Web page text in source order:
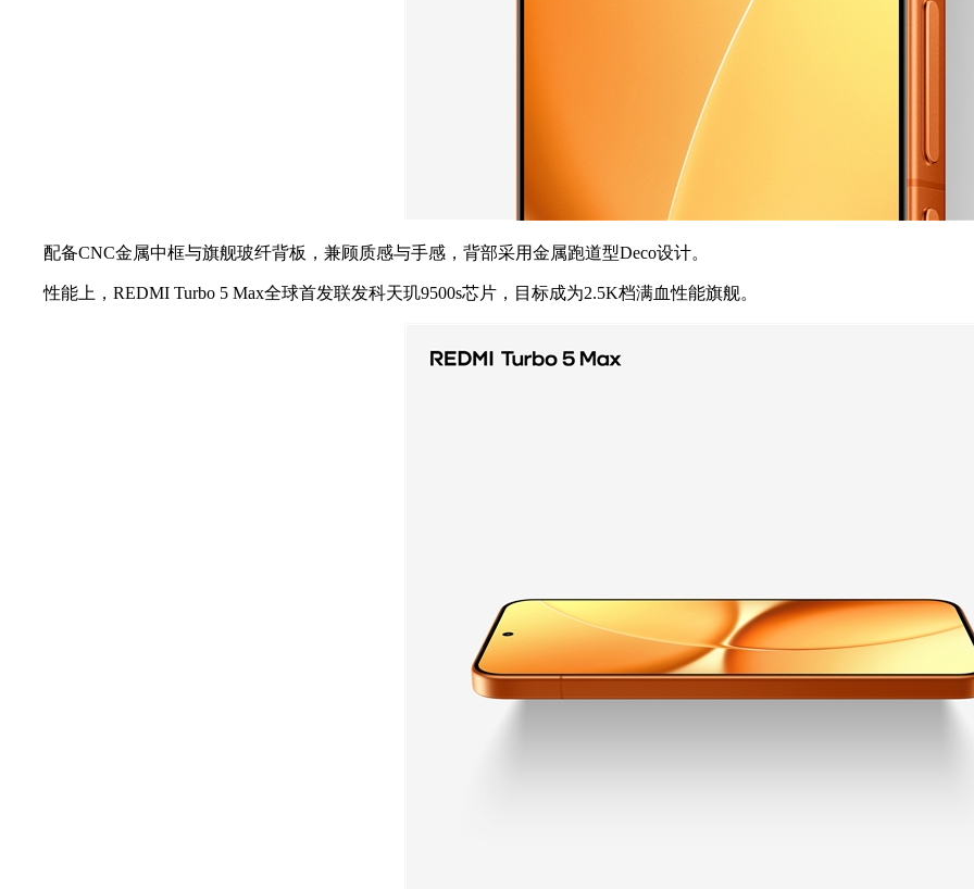
配备CNC金属中框与旗舰玻纤背板，兼顾质感与手感，背部采用金属跑道型Deco设计。
性能上，REDMI Turbo 5 Max全球首发联发科天玑9500s芯片，目标成为2.5K档满血性能旗舰。